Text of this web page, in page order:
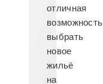
отличная
возможность
выбрать
новое
жильё
на